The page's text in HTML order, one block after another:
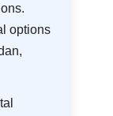
options